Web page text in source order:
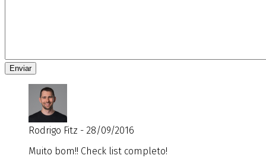
Rodrigo Fitz - 28/09/2016
Muito bom!! Check list completo!